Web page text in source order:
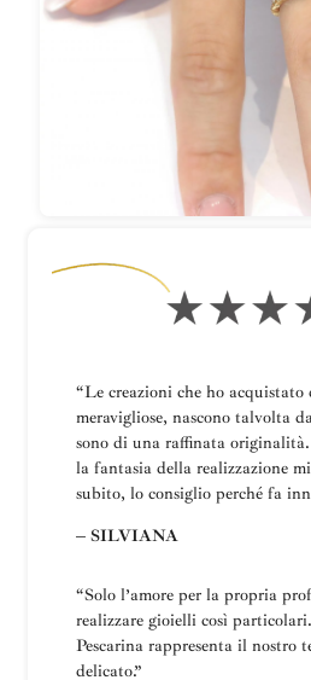
“Le creazioni che ho acquistato
meravigliose, nascono talvolta
sono di una raffinata
la fantasia della realizzazione
subito, lo consiglio perché fa
– SILVIANA
“Solo l’amore per la propria
realizzare gioielli così particolari.
Pescarina rappresenta il nostro
delicato.”